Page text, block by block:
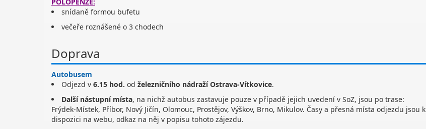
snídaně formou bufetu
večeře roznášené o 3 chodech
Doprava
Autobusem
Odjezd v 6.15 hod. od železničního nádraží Ostrava-Vítkovice.
Další nástupní místa, na nichž autobus zastavuje pouze v případě jejich uvedení v SoZ, jsou po trase:
Frýdek-Místek, Příbor, Nový Jičín, Olomouc, Prostějov, Výškov, Brno, Mikulov. Časy a přesná místa odjezdu jsou k
dispozici na webu, odkaz na něj v popisu tohoto zájezdu.